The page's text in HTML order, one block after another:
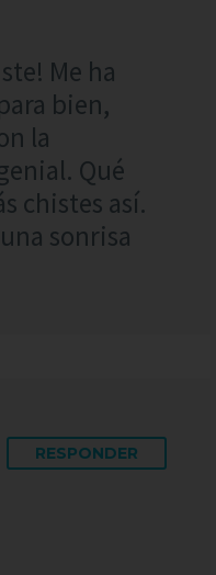
Me ha
bien,
la
Qué
chistes así.
sonrisa
RESPONDER